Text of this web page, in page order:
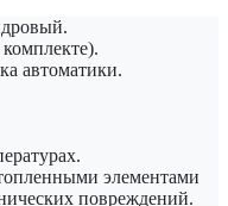
автоматики.
элементами
повреждений.